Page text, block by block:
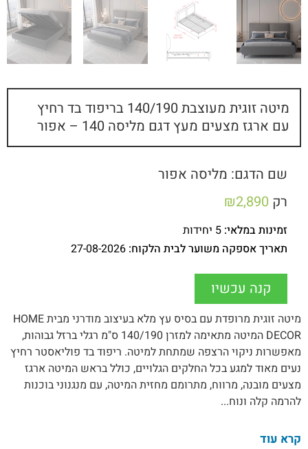
מיטה זוגית מעוצבת 140/190 בריפוד בד רחיץ
עם ארגז מצעים מעץ דגם מליסה 140 – אפור
שם הדגם: מליסה אפור
רק
₪2,890
זמינות במלאי: 5 יחידות
תאריך אספקה משוער לבית הלקוח: 27-08-2026
קנה עכשיו
מיטה זוגית מרופדת עם בסיס עץ מלא בעיצוב מודרני מבית HOME
DECOR המיטה מתאימה למזרן 140/190 ס"מ רגלי ברזל גבוהות,
מאפשרות ניקוי הרצפה שמתחת למיטה. ריפוד בד פוליאסטר רחיץ
נעים מאוד למגע בכל החלקים הגלויים, כולל בראש המיטה ארגז
מצעים מובנה, מרווח, מתרומם מחזית המיטה, עם מנגנוני בוכנות
להרמה קלה ונוח...
קרא עוד